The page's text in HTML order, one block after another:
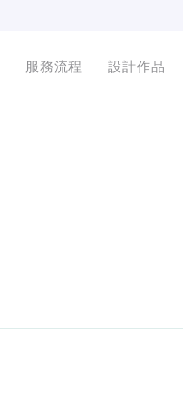
服務流程 設計作品